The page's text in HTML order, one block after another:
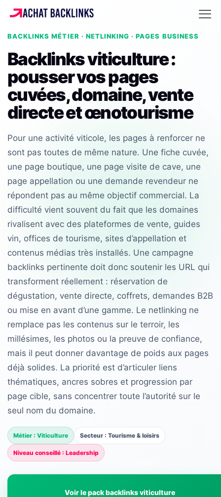
BACKLINKS MÉTIER · NETLINKING · PAGES BUSINESS
Backlinks viticulture :
pousser vos pages
cuvées, domaine, vente
directe et œnotourisme
Pour une activité viticole, les pages à renforcer ne
sont pas toutes de même nature. Une fiche cuvée,
une page boutique, une page visite de cave, une
page appellation ou une demande revendeur ne
répondent pas au même objectif commercial. La
difficulté vient souvent du fait que les domaines
rivalisent avec des plateformes de vente, guides
vin, offices de tourisme, sites d’appellation et
contenus médias très installés. Une campagne
backlinks pertinente doit donc soutenir les URL qui
transforment réellement : réservation de
dégustation, vente directe, coffrets, demandes B2B
ou mise en avant d’une gamme. Le netlinking ne
remplace pas les contenus sur le terroir, les
millésimes, les photos ou la preuve de confiance,
mais il peut donner davantage de poids aux pages
déjà solides. La priorité est d’articuler liens
thématiques, ancres sobres et progression par
page cible, sans concentrer toute l’autorité sur le
seul nom du domaine.
Métier : Viticulture Secteur : Tourisme & loisirs
Niveau conseillé : Leadership
Voir le pack backlinks viticulture